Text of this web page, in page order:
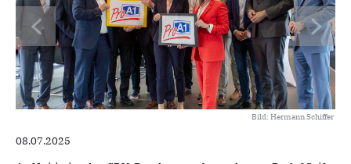
Bild: Hermann Schiffer
08.07.2025